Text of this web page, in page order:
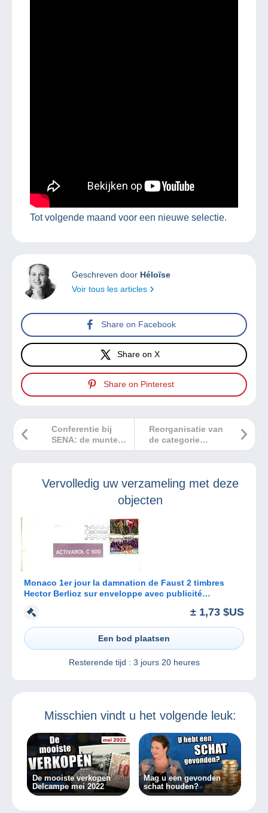
Tot volgende maand voor een nieuwe selectie.
Geschreven door Héloïse
Voir tous les articles
Share on Facebook
Share on X
Share on Pinterest
Reorganisatie van
de categorie
‘Postzegels >
Conferentie bij
SENA: de munten
van de seculiere
Vervolledig uw verzameling met deze
objecten
Monaco 1er jour la damnation de Faust 2 timbres
Hector Berlioz sur enveloppe avec publicité
± 1,73 $US
Een bod plaatsen
Resterende tijd : 3 jours 20 heures
Misschien vindt u het volgende leuk:
De mooiste verkopen
Delcampe mei 2022
Mag u een gevonden
schat houden?